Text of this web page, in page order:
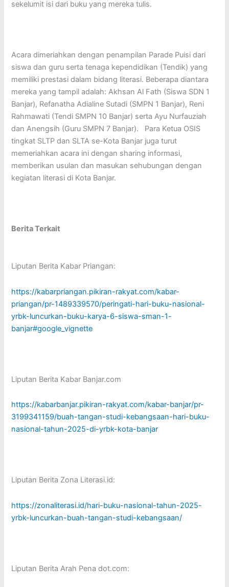
sekelumit isi dari buku yang mereka tulis.
Acara dimeriahkan dengan penampilan Parade Puisi dari
siswa dan guru serta tenaga kependidikan (Tendik) yang
memiliki prestasi dalam bidang literasi. Beberapa diantara
mereka yang tampil adalah: Akhsan Al Fath (Siswa SDN 1
Banjar), Refanatha Adialine Sutadi (SMPN 1 Banjar), Reni
Rahmawati (Tendi SMPN 10 Banjar) serta Ayu Nurfauziah
dan Anengsih (Guru SMPN 7 Banjar). Para Ketua OSIS
tingkat SLTP dan SLTA se-Kota Banjar juga turut
memeriahkan acara ini dengan sharing informasi,
memberikan usulan dan masukan sehubungan dengan
kegiatan literasi di Kota Banjar.
Berita Terkait
Liputan Berita Kabar Priangan:
https://kabarpriangan.pikiran-rakyat.com/kabar-
priangan/pr-1489339570/peringati-hari-buku-nasional-
yrbk-luncurkan-buku-karya-6-siswa-sman-1-
banjar#google_vignette
Liputan Berita Kabar Banjar.com
https://kabarbanjar.pikiran-rakyat.com/kabar-banjar/pr-
3199341159/buah-tangan-studi-kebangsaan-hari-buku-
nasional-tahun-2025-di-yrbk-kota-banjar
Liputan Berita Zona Literasi.id:
https://zonaliterasi.id/hari-buku-nasional-tahun-2025-
yrbk-luncurkan-buah-tangan-studi-kebangsaan/
Liputan Berita Arah Pena dot.com: